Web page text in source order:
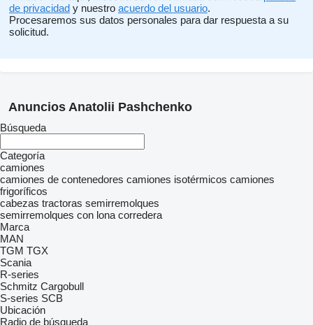
de privacidad y nuestro acuerdo del usuario.
Procesaremos sus datos personales para dar respuesta a su
solicitud.
Anuncios Anatolii Pashchenko
Búsqueda
Categoría
camiones
camiones de contenedores camiones isotérmicos camiones
frigoríficos
cabezas tractoras semirremolques
semirremolques con lona corredera
Marca
MAN
TGM TGX
Scania
R-series
Schmitz Cargobull
S-series SCB
Ubicación
Radio de búsqueda